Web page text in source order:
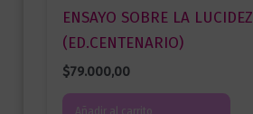
ENSAYO SOBRE LA LUCIDEZ
(ED.CENTENARIO)
$79.000,00
Añadir al carrito